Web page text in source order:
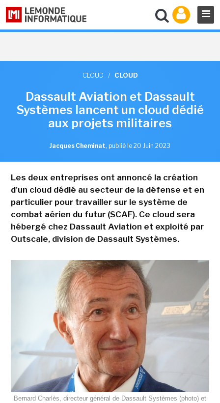
CLOUD / CLOUD
Dassault Aviation et Dassault
Systèmes lancent un cloud dédié
aux projets militaires
Jacques Cheminat, publié le 20 Juin 2023
Les deux entreprises ont annoncé la création
d'un cloud dédié au secteur de la défense et en
particulier pour travailler sur le système de
combat aérien du futur (SCAF). Ce cloud sera
hébergé chez Dassault Aviation et exploité par
Outscale, division de Dassault Systèmes.
Bernard Charlès, directeur général de Dassault Systèmes (photo) et